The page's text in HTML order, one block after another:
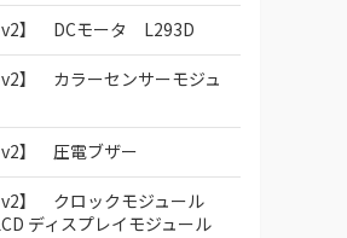
v2】 DCモータ L293D
】 カラーセンサーモジュ
v2】 圧電ブザー
v2】 クロックモジュール
ディスプレイモジュール